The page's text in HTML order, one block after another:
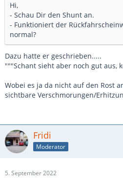
Hi,
- Schau Dir den Shunt an.
- Funktioniert der
normal?
Dazu hatte er geschrieben.....
"""Schant sieht aber noch gut aus,
Wobei es ja da nicht auf den Rost
sichtbare Verschmorungen/
Fridi
Moderator
5. September 2022